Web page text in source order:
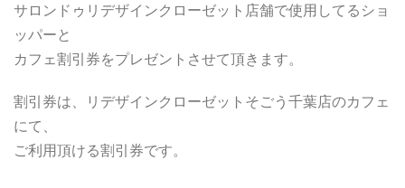
サロンドゥリデザインクローゼット店舗で使用してるショ
ッパーと
カフェ割引券をプレゼントさせて頂きます。
割引券は、リデザインクローゼットそごう千葉店のカフェ
にて、
ご利用頂ける割引券です。